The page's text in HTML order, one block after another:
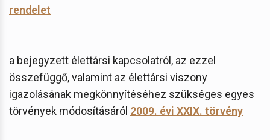
rendelet
a bejegyzett élettársi kapcsolatról, az ezzel
összefüggő, valamint az élettársi viszony
igazolásának megkönnyítéséhez szükséges egyes
törvények módosításáról 2009. évi XXIX. törvény